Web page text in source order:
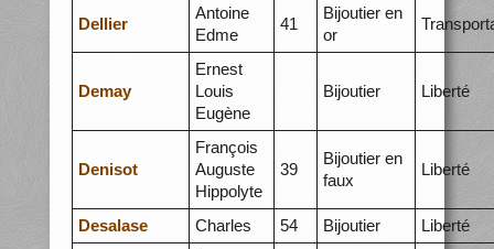
Dellier
Antoine
Edme
41
Bijoutier en
or
Demay
Ernest
Louis
Eugène
Bijoutier Liberté
Denisot
François
Auguste
Hippolyte
39
Bijoutier en
faux
Liberté
Desalase Charles 54 Bijoutier Liberté